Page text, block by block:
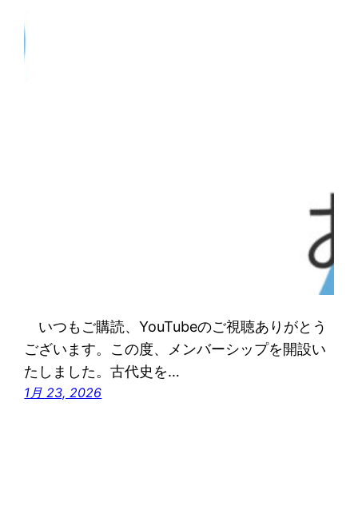
いつもご購読、YouTubeのご視聴ありがとう
ございます。この度、メンバーシップを開設い
たしました。古代史を…
1月 23, 2026